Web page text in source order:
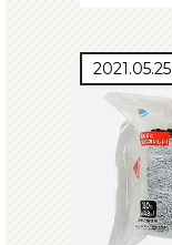
2021.05.25